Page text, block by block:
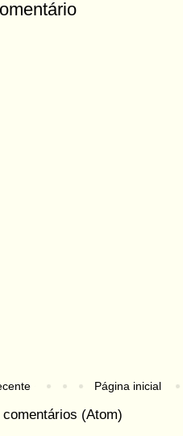
Página inicial
comentários (Atom)